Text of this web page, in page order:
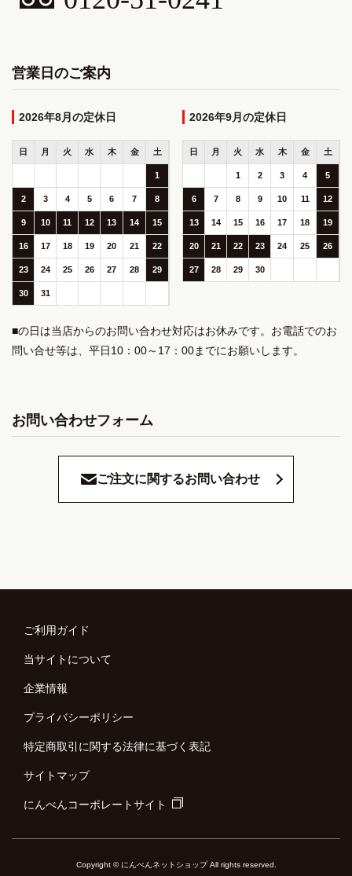
営業日のご案内
2026年8月
日 月 火 水 木 金 土
1
2 3 4 5 6 7 8
9 10 11 12 13 14 15
16 17 18 19 20 21 22
23 24 25 26 27 28 29
30 31
2026年9月
日 月 火 水 木 金 土
1 2 3 4 5
6 7 8 9 10 11 12
13 14 15 16 17 18 19
20 21 22 23 24 25 26
27 28 29 30
■の日は当店からのお問い合わせ対応はお休みです。お電話でのお
問い合せ等は、平日10：00～17：00までにお願いします。
お問い合わせフォーム
ご注文に関するお問い合わせ
ご利用ガイド
当サイトについて
企業情報
プライバシーポリシー
特定商取引に関する法律に基づく表記
サイトマップ
にんべんコーポレートサイト
Copyright © にんべんネットショップ All rights reserved.